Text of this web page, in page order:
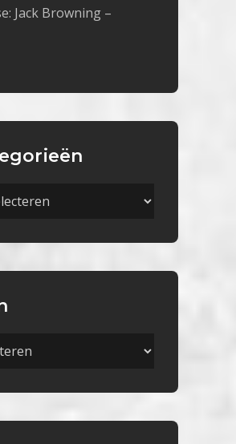
Jack Browning –